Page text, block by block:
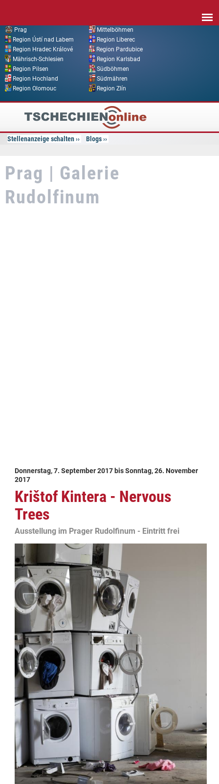
Prag
Mittelböhmen
Region Ústí nad Labem
Region Liberec
Region Hradec Králové
Region Pardubice
Mährisch-Schlesien
Region Karlsbad
Region Pilsen
Südböhmen
Region Hochland
Südmähren
Region Olomouc
Region Zlín
Tschechien
Online
Stellenanzeige schalten Blogs
Prag | Galerie
Rudolfinum
Donnerstag, 7. September 2017 bisSonntag, 26. November
2017
Krištof Kintera - Nervous
Trees
Ausstellung im Prager Rudolfinum - Eintritt frei